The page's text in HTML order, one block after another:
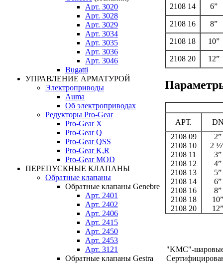
Арт. 3020
Арт. 3028
Арт. 3029
Арт. 3034
Арт. 3035
Арт. 3036
Арт. 3046
Bugatti
УПРАВЛЕНИЕ АРМАТУРОЙ
Электроприводы
Auma
Об электроприводах
Редукторы Pro-Gear
Pro-Gear X
Pro-Gear Q
Pro-Gear QSS
Pro-Gear K,R
Pro-Gear MOD
ПЕРЕПУСКНЫЕ КЛАПАНЫ
Обратные клапаны
Обратные клапаны Genebre
Арт. 2401
Арт. 2402
Арт. 2406
Арт. 2415
Арт. 2450
Арт. 2453
Арт. 3121
Обратные клапаны Gestra
2108 14 6”
2108 16 8”
2108 18 10”
2108 20 12”
АРТ.
2108 09
2108 10
2108 11
2108 12
2108 13
2108 14
2108 16
2108 18
2108 20
2”
2
3”
4”
5”
6”
8”
10”
12”
"KMC"-